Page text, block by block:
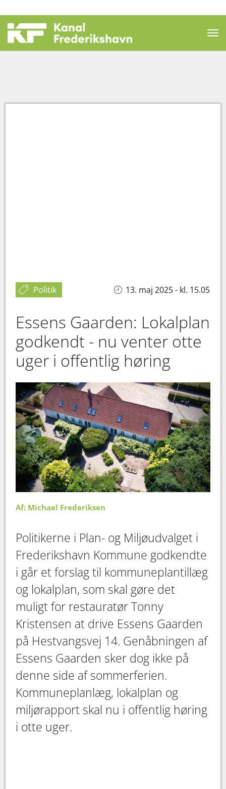
Politik 13. maj 2025 - kl. 15.05
Essens Gaarden: Lokalplan
godkendt - nu venter otte
uger i offentlig høring
Af: Michael Frederiksen
Politikerne i Plan- og Miljøudvalget i
Frederikshavn Kommune godkendte
i går et forslag til kommuneplantillæg
og lokalplan, som skal gøre det
muligt for restauratør Tonny
Kristensen at drive Essens Gaarden
på Hestvangsvej 14. Genåbningen af
Essens Gaarden sker dog ikke på
denne side af sommerferien.
Kommuneplanlæg, lokalplan og
miljørapport skal nu i offentlig høring
i otte uger.